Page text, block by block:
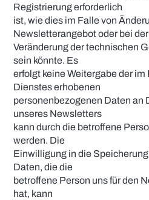
Registrierung erforderlich
ist, wie dies im Falle von
Newsletterangebot oder bei der
Veränderung der technischen
sein könnte. Es
erfolgt keine Weitergabe der
Dienstes erhobenen
personenbezogenen Daten an
unseres Newsletters
kann durch die betroffene
werden. Die
Einwilligung in die
Daten, die die
betroffene Person uns für den
hat, kann